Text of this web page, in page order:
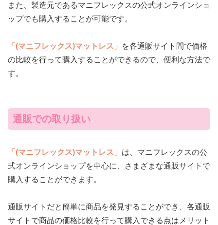
また、製造元であるマニフレックスの公式オンラインショ
ップでも購入することが可能です。
「(マニフレックス)マットレス」
を各通販サイト間で価格
の比較を行って購入することができるので、便利な方法で
す。
通販での取り扱い
「(マニフレックス)マットレス」 は、マニフレックスの公
式オンラインショップを中心に、さまざまな通販サイトで
購入することができます。
通販サイトだと簡単に商品を発見することができ、各通販
サイトで商品の価格比較を行って購入できる点はメリット